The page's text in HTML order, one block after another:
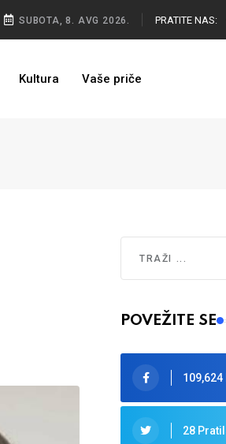
SUBOTA, 8. AVG 2026. PRATITE NAS:
Kultura Vaše priče
Type 2 or more
POVEŽITE SE
28